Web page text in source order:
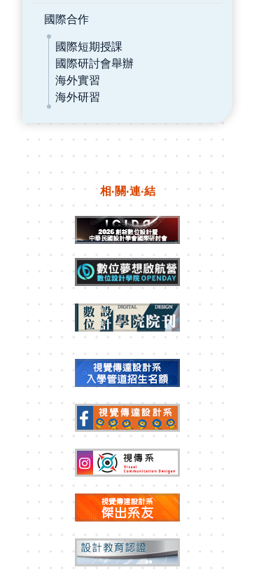
國際合作
國際短期授課
國際研討會舉辦
海外實習
海外研習
相‧關‧連‧結